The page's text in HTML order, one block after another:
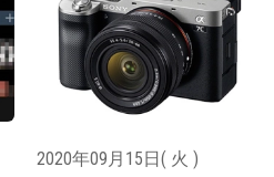
2020年09月15日( 火 )